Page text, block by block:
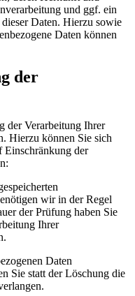
und ggf. ein
Daten. Hierzu sowie
Daten können
der
der Verarbeitung Ihrer
Hierzu können Sie sich
Einschränkung der
wir in der Regel
der Prüfung haben Sie
Ihrer
Daten
Sie statt der Löschung die